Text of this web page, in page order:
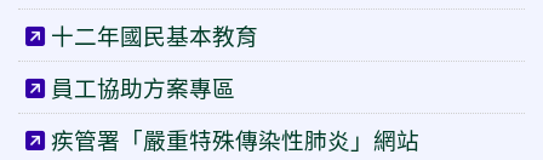
十二年國民基本教育
員工協助方案專區
疾管署「嚴重特殊傳染性肺炎」網站